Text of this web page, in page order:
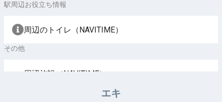
駅周辺お役立ち情報
周辺のトイレ（NAVITIME）
その他
周辺施設（NAVITIME）
エキ